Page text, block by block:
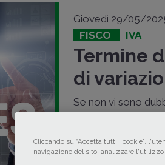
Giovedì 29/05/
FISCO
IVA
Termine
di
Se non vi sono
cedente/
cessionario/
Cliccando su “Accetta tutti i cookie”,
navigazione del sito, analizzare